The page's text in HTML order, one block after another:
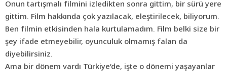
Onun tartışmalı filmini izledikten sonra gittim, bir sürü yere
gittim. Film hakkında çok yazılacak, eleştirilecek, biliyorum.
Ben filmin etkisinden hala kurtulamadım. Film belki size bir
şey ifade etmeyebilir, oyunculuk olmamış falan da
diyebilirsiniz.
Ama bir dönem vardı Türkiye’de, işte o dönemi yaşayanlar